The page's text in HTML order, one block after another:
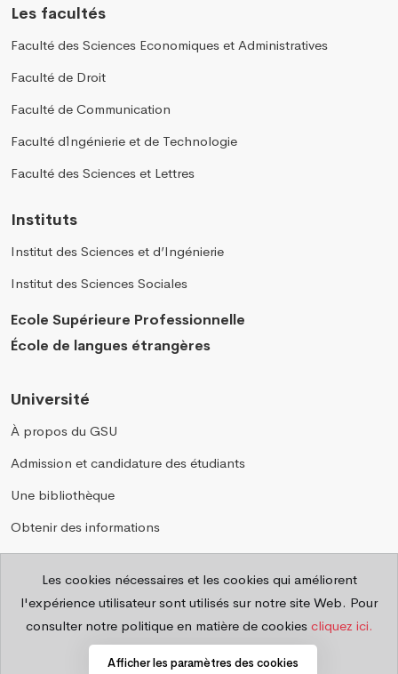
Les facultés
Faculté des Sciences Economiques et Administratives
Faculté de Droit
Faculté de Communication
Faculté d´Ingénierie et de Technologie
Faculté des Sciences et Lettres
Instituts
Institut des Sciences et d’Ingénierie
Institut des Sciences Sociales
Ecole Supérieure Professionnelle
École de langues étrangères
Université
À propos du GSU
Admission et candidature des étudiants
Une bibliothèque
Obtenir des informations
Annuaire téléphonique
Confidentialité
Les cookies nécessaires et les cookies qui améliorent
l'expérience utilisateur sont utilisés sur notre site Web. Pour
consulter notre politique en matière de cookies cliquez ici.
Afficher les paramètres des cookies